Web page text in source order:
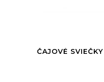
ČAJOVÉ